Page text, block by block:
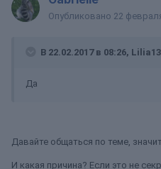
Опубликовано 22
В 22.02.2017 в 08:26,
Да
Давайте общаться по теме,
И какая причина? Если это не